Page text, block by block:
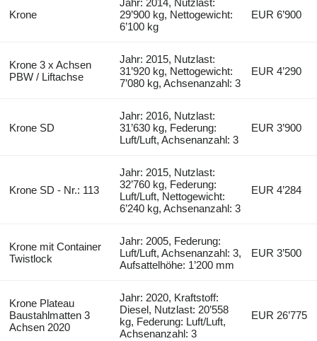
Krone
Jahr: 2014, Nutzlast:
29’900 kg, Nettogewicht:
6’100 kg
EUR 6’900
Krone 3 x Achsen
PBW / Liftachse
Jahr: 2015, Nutzlast:
31’920 kg, Nettogewicht:
7’080 kg, Achsenanzahl: 3
EUR 4’290
Krone SD
Jahr: 2016, Nutzlast:
31’630 kg, Federung:
Luft/Luft, Achsenanzahl: 3
EUR 3’900
Krone SD - Nr.: 113
Jahr: 2015, Nutzlast:
32’760 kg, Federung:
Luft/Luft, Nettogewicht:
6’240 kg, Achsenanzahl: 3
EUR 4’284
Krone mit Container
Twistlock
Jahr: 2005, Federung:
Luft/Luft, Achsenanzahl: 3,
Aufsattelhöhe: 1’200 mm
EUR 3’500
Krone Plateau
Baustahlmatten 3
Achsen 2020
Jahr: 2020, Kraftstoff:
Diesel, Nutzlast: 20’558
kg, Federung: Luft/Luft,
Achsenanzahl: 3
EUR 26’775